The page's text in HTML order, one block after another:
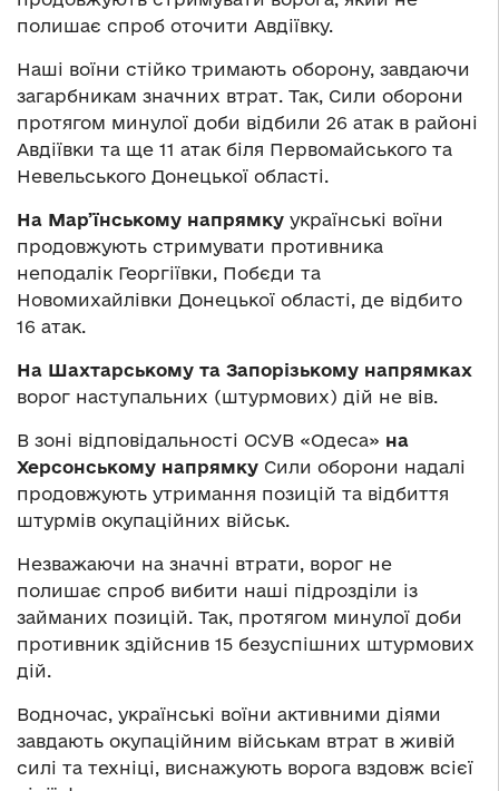
полишає спроб оточити Авдіївку.
Наші воїни стійко тримають оборону, завдаючи
загарбникам значних втрат. Так, Сили оборони
протягом минулої доби відбили 26 атак в районі
Авдіївки та ще 11 атак біля Первомайського та
Невельського Донецької області.
На Мар’їнському напрямку українські воїни
продовжують стримувати противника
неподалік Георгіївки, Побєди та
Новомихайлівки Донецької області, де відбито
16 атак.
На Шахтарському та Запорізькому напрямках
ворог наступальних (штурмових) дій не вів.
В зоні відповідальності ОСУВ «Одеса» на
Херсонському напрямку Сили оборони надалі
продовжують утримання позицій та відбиття
штурмів окупаційних військ.
Незважаючи на значні втрати, ворог не
полишає спроб вибити наші підрозділи із
займаних позицій. Так, протягом минулої доби
противник здійснив 15 безуспішних штурмових
дій.
Водночас, українські воїни активними діями
завдають окупаційним військам втрат в живій
силі та техніці, виснажують ворога вздовж всієї